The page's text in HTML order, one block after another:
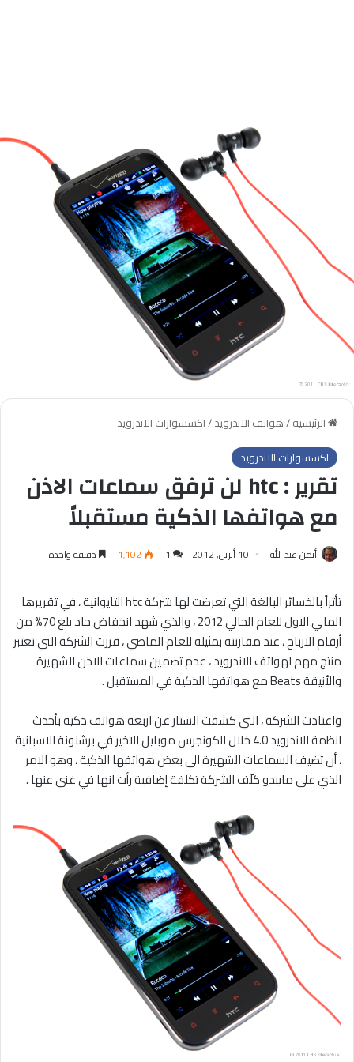
الرئيسية/هواتف الاندرويد/اكسسوارات الاندرويد
اكسسوارات الاندرويد
تقرير : htc لن ترفق سماعات الاذن
مع هواتفها الذكية مستقبلاً
أيمن عبد الله 10 أبريل, 2012 1 1٬102 دقيقة واحدة
تأثراً بالخسائر البالغة التي تعرضت لها شركة htc التايوانية ، في تقريرها
المالي الاول للعام الحالي 2012 ، والذي شهد انخفاض حاد بلغ 70% من
أرقام الارباح ، عند مقارنته بمثيله للعام الماضي ، قررت الشركة التي تعتبر
منتج مهم لهواتف الاندرويد ، عدم تضمين سماعات الاذن الشهيرة
والأنيقة Beats مع هواتفها الذكية في المستقبل .
واعتادت الشركة ، التي كشفت الستار عن اربعة هواتف ذكية بأحدث
انظمة الاندرويد 4.0 خلال الكونجرس موبايل الاخير في برشلونة الاسبانية
، أن تضيف السماعات الشهيرة الى بعض هواتفها الذكية ، وهو الامر
الذي على مايبدو كلّف الشركة تكلفة إضافية رأت انها في غنى عنها .